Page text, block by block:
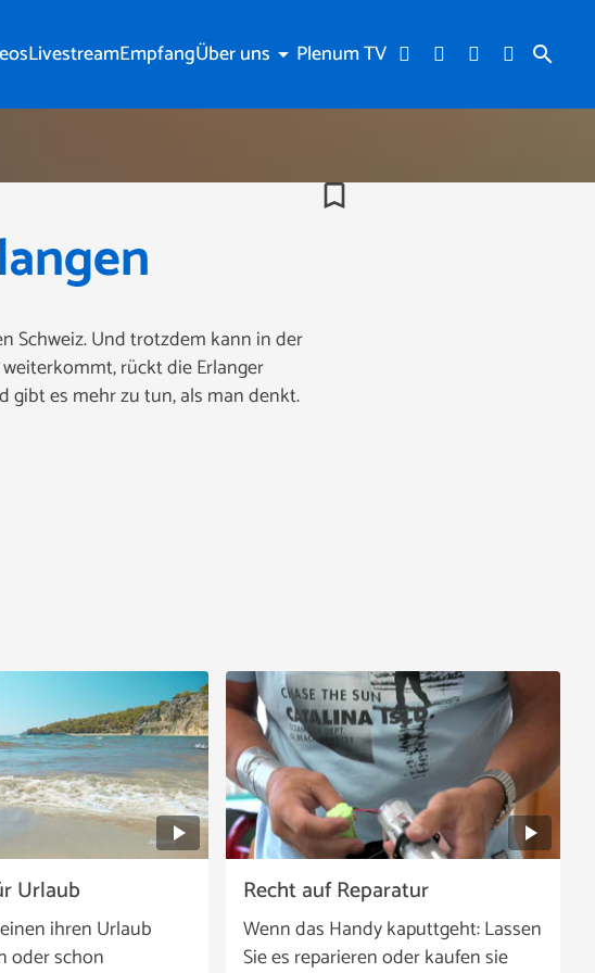
search
LivestreamEmpfangÜber uns arrow_drop_down Plenum TV
bookmark_border
Schweiz. Und trotzdem kann in der
rückt die Erlanger
gibt es mehr zu tun, als man denkt.
Urlaub
ihren Urlaub
oder schon
Recht auf Reparatur
Wenn das Handy kaputtgeht: Lassen
Sie es reparieren oder kaufen sie